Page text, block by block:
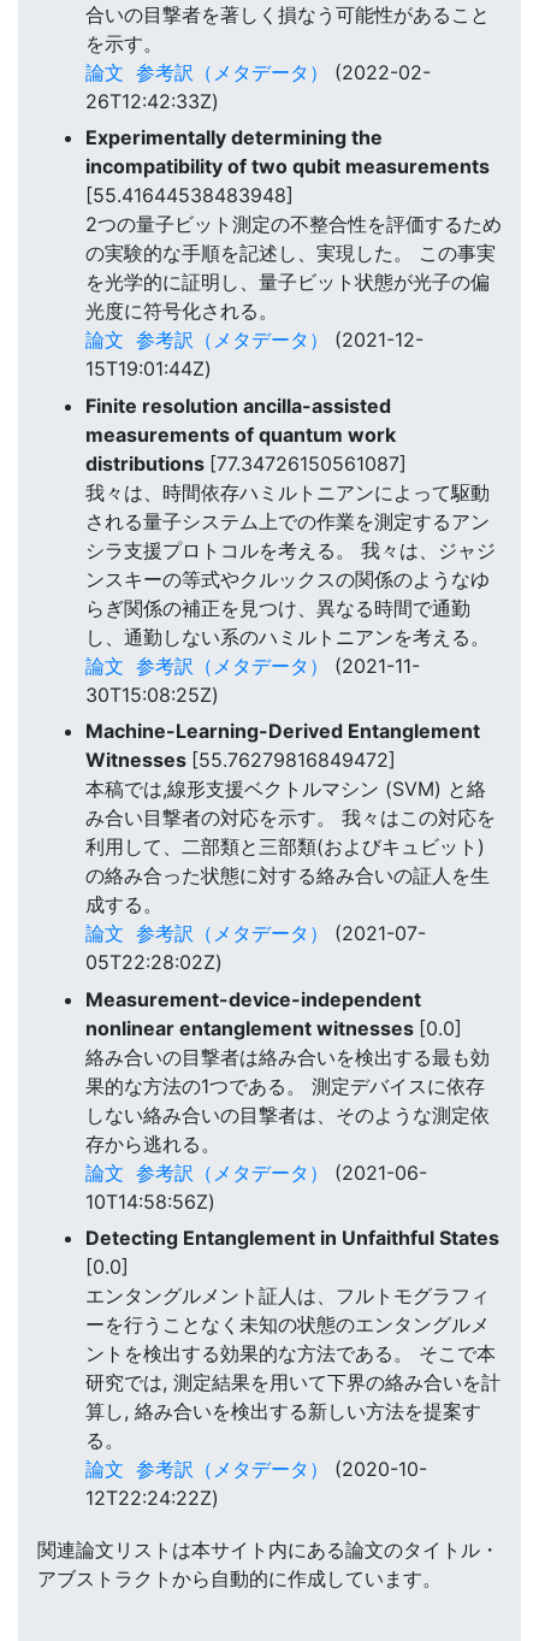
合いの目撃者を著しく損なう可能性があること
を示す。
論文 参考訳（メタデータ）
(2022-02-
26T12:42:33Z)
Experimentally determining the
incompatibility of two qubit measurements
[55.41644538483948]
2つの量子ビット測定の不整合性を評価するため
の実験的な手順を記述し、実現した。 この事実
を光学的に証明し、量子ビット状態が光子の偏
光度に符号化される。
論文 参考訳（メタデータ）
(2021-12-
15T19:01:44Z)
Finite resolution ancilla-assisted
measurements of quantum work
distributions [77.34726150561087]
我々は、時間依存ハミルトニアンによって駆動
される量子システム上での作業を測定するアン
シラ支援プロトコルを考える。 我々は、ジャジ
ンスキーの等式やクルックスの関係のようなゆ
らぎ関係の補正を見つけ、異なる時間で通勤
し、通勤しない系のハミルトニアンを考える。
論文 参考訳（メタデータ）
(2021-11-
30T15:08:25Z)
Machine-Learning-Derived Entanglement
Witnesses [55.76279816849472]
本稿では,線形支援ベクトルマシン (SVM) と絡
み合い目撃者の対応を示す。 我々はこの対応を
利用して、二部類と三部類(およびキュビット)
の絡み合った状態に対する絡み合いの証人を生
成する。
論文 参考訳（メタデータ）
(2021-07-
05T22:28:02Z)
Measurement-device-independent
nonlinear entanglement witnesses [0.0]
絡み合いの目撃者は絡み合いを検出する最も効
果的な方法の1つである。 測定デバイスに依存
しない絡み合いの目撃者は、そのような測定依
存から逃れる。
論文 参考訳（メタデータ）
(2021-06-
10T14:58:56Z)
Detecting Entanglement in Unfaithful States
[0.0]
エンタングルメント証人は、フルトモグラフィ
ーを行うことなく未知の状態のエンタングルメ
ントを検出する効果的な方法である。 そこで本
研究では, 測定結果を用いて下界の絡み合いを計
算し, 絡み合いを検出する新しい方法を提案す
る。
論文 参考訳（メタデータ）
(2020-10-
12T22:24:22Z)
関連論文リストは本サイト内にある論文のタイトル・
アブストラクトから自動的に作成しています。